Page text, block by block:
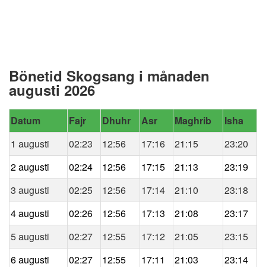
Bönetid Skogsang i månaden
augusti 2026
Datum Fajr Dhuhr Asr Maghrib
Isha
1 augusti
02:23 12:56 17:16 21:15
23:20
2 augusti
02:24 12:56 17:15 21:13
23:19
3 augusti
02:25 12:56 17:14 21:10
23:18
4 augusti
02:26 12:56 17:13 21:08
23:17
5 augusti
02:27 12:55 17:12 21:05
23:15
6 augusti
02:27 12:55 17:11 21:03
23:14